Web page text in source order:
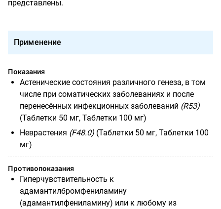
представлены.
Применение
Показания
Астенические состояния различного генеза, в том
числе при соматических заболеваниях и после
перенесённых инфекционных заболеваний (R53)
(Таблетки 50 мг, Таблетки 100 мг)
Неврастения (F48.0) (Таблетки 50 мг, Таблетки 100
мг)
Противопоказания
Гиперчувствительность к
адамантилбромфениламину
(адамантилфениламину) или к любому из